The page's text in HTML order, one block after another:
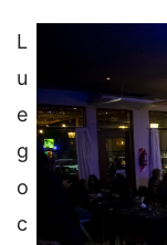
L
u
e
g
o
c